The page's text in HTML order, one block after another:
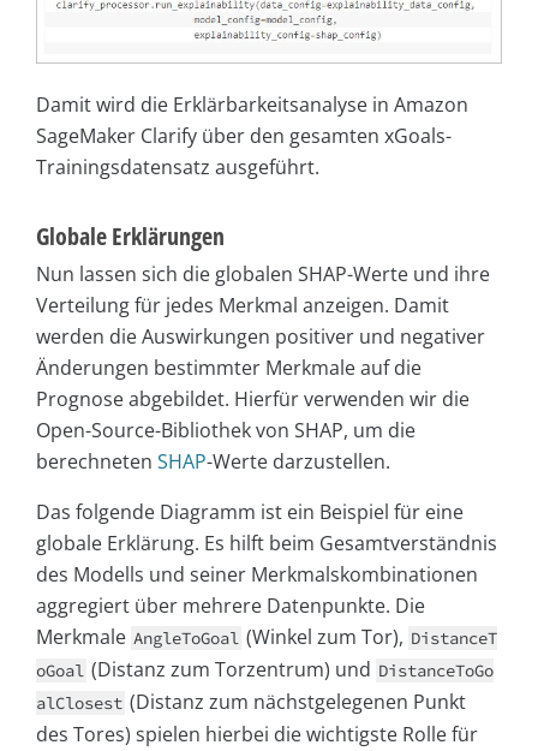
Damit wird die Erklärbarkeitsanalyse in Amazon
SageMaker Clarify über den gesamten xGoals-
Trainingsdatensatz ausgeführt.
Globale Erklärungen
Nun lassen sich die globalen SHAP-Werte und ihre
Verteilung für jedes Merkmal anzeigen. Damit
werden die Auswirkungen positiver und negativer
Änderungen bestimmter Merkmale auf die
Prognose abgebildet. Hierfür verwenden wir die
Open-Source-Bibliothek von SHAP, um die
berechneten SHAP-Werte darzustellen.
Das folgende Diagramm ist ein Beispiel für eine
globale Erklärung. Es hilft beim Gesamtverständnis
des Modells und seiner Merkmalskombinationen
aggregiert über mehrere Datenpunkte. Die
Merkmale AngleToGoal (Winkel zum Tor), DistanceT
oGoal (Distanz zum Torzentrum) und DistanceToGo
alClosest (Distanz zum nächstgelegenen Punkt
des Tores) spielen hierbei die wichtigste Rolle für